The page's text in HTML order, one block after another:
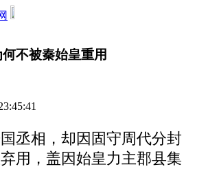
不被秦始皇重用
丞相，却因固守周代分封
用，盖因始皇力主郡县集